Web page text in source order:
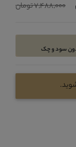
7,488,000 تومان